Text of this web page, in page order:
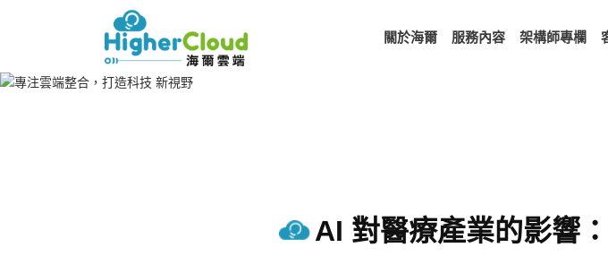
關於海爾 服務內容 架構師專欄
AI 對醫療產業的影響